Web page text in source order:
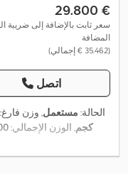
‏29.800 €
سعر ثابت بالإضافة إلى ضريبة
المضافة
(‏35.462 € إجمالي)
اتصل
الحالة: مستعمل, وزن فارغ:
كجم, الوزن الإجمالي:
50 نسبة مئوية
, لون:بني 275.194 h,